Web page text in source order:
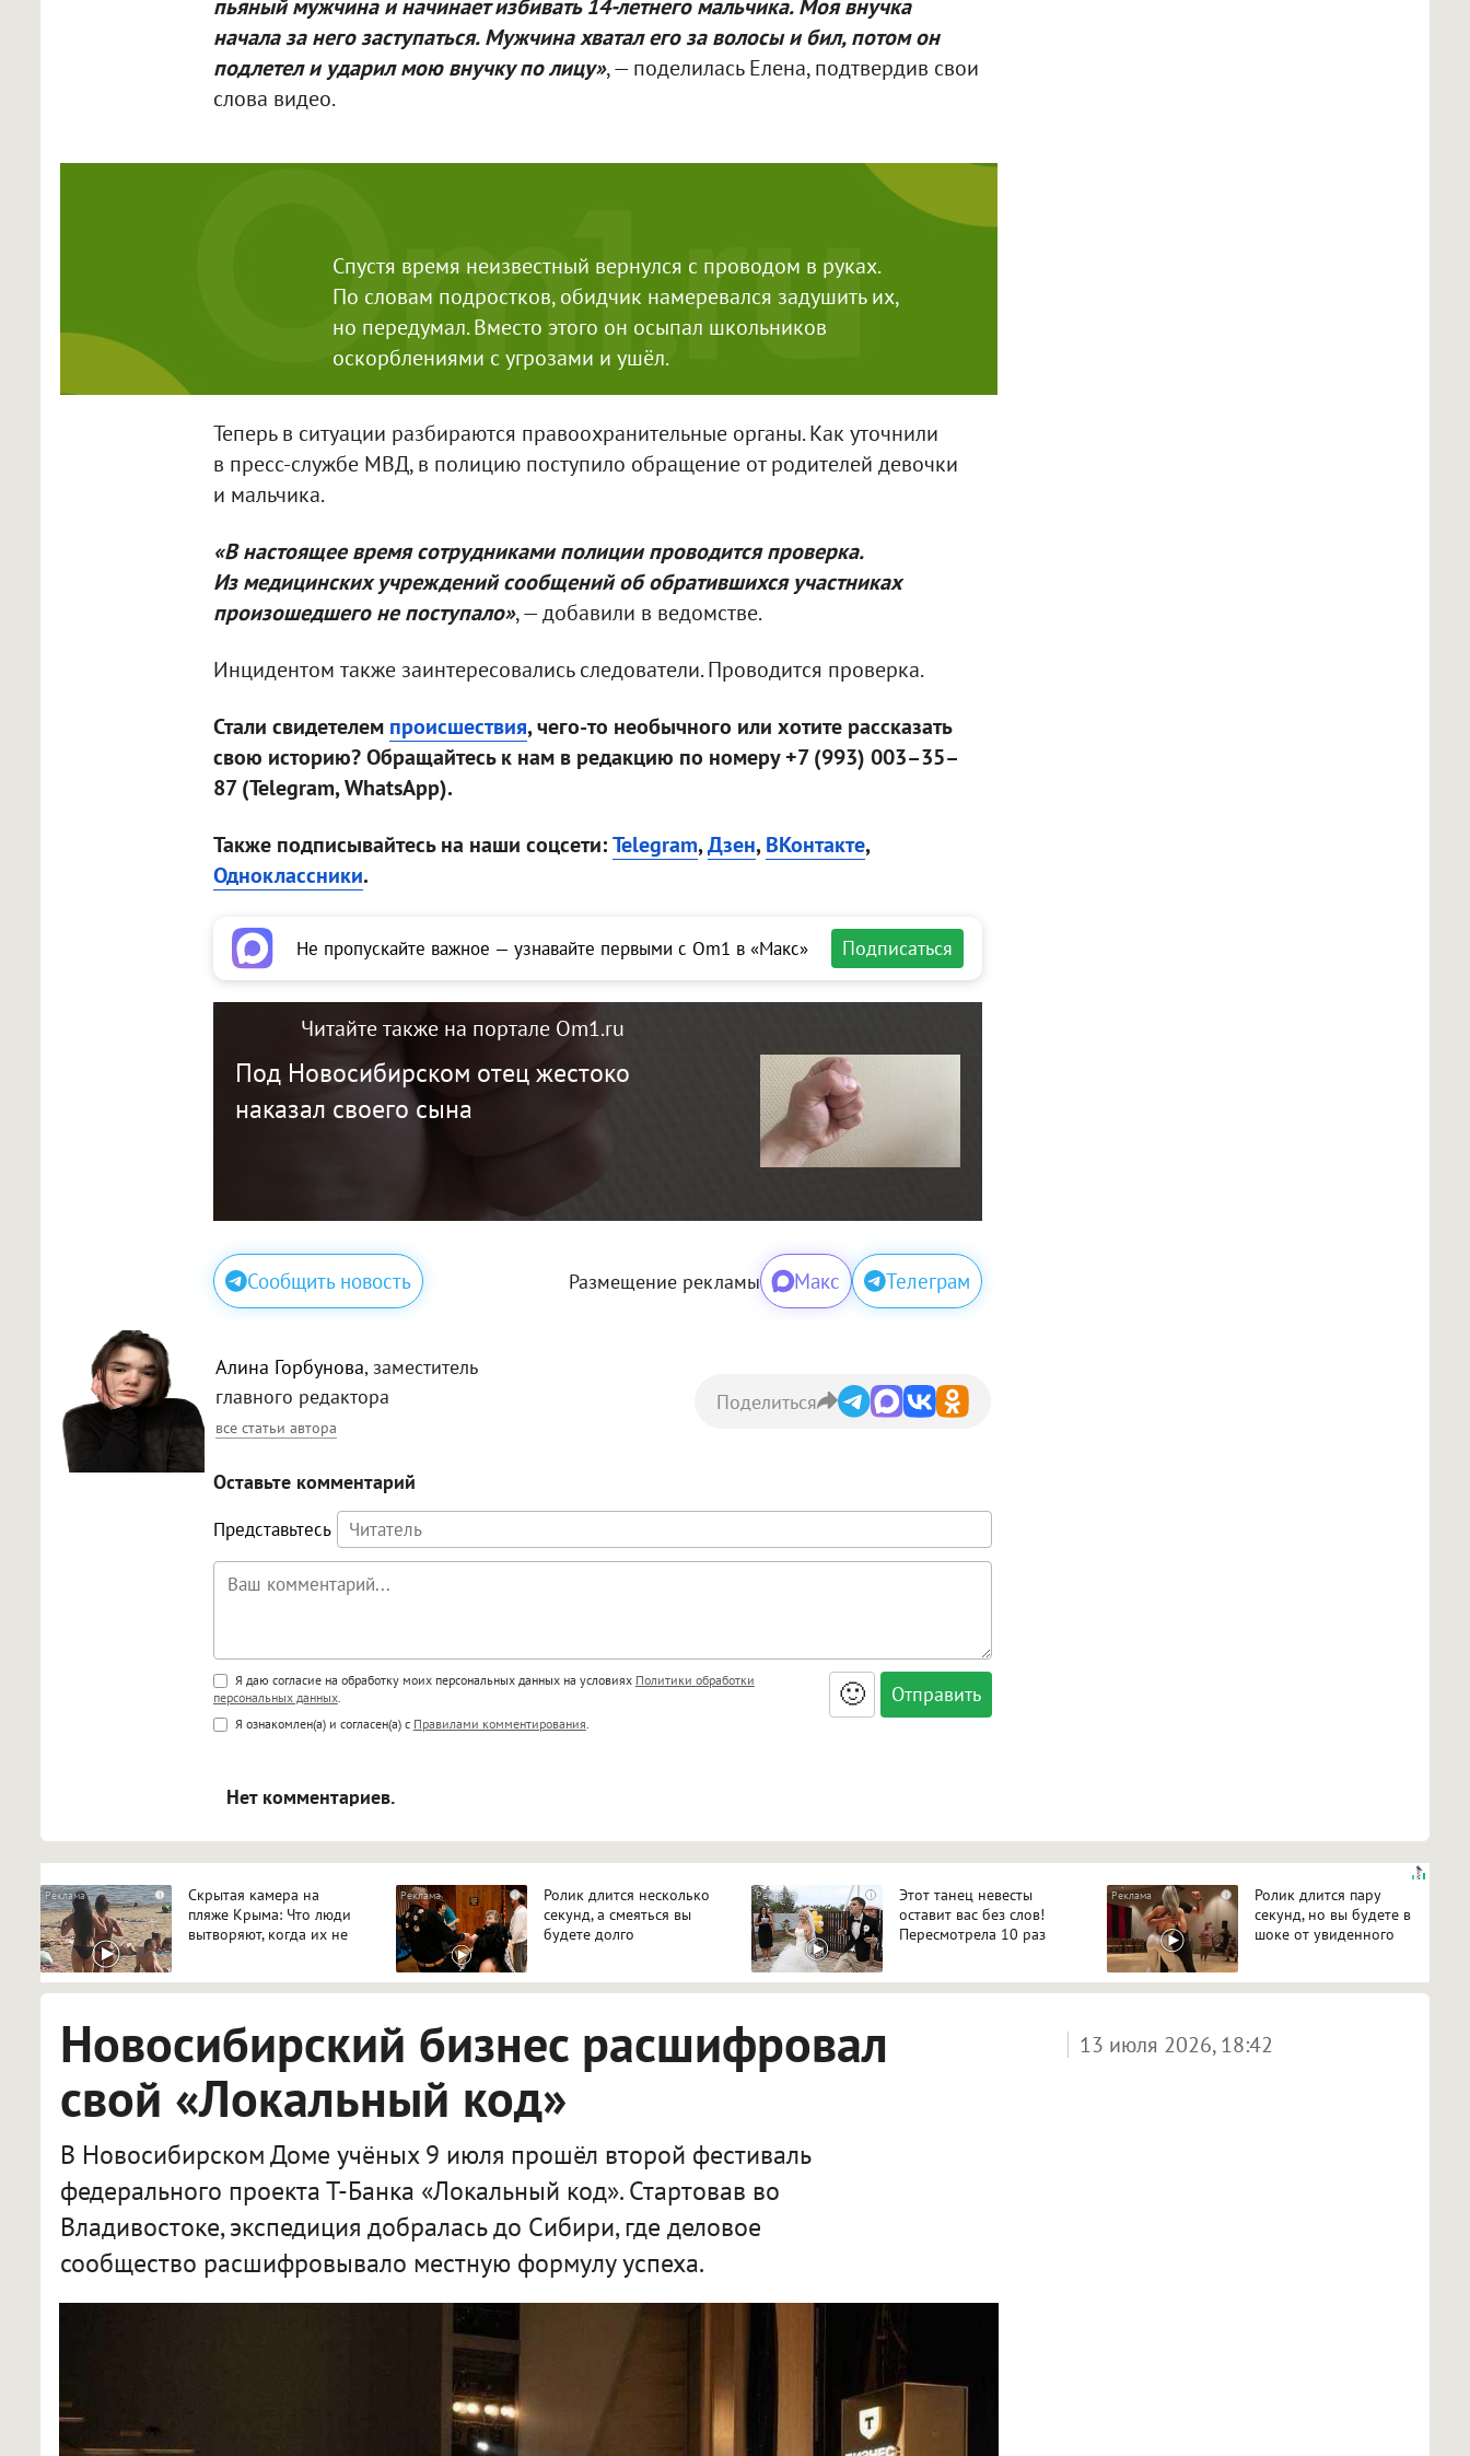
пьяный мужчина и начинает избивать 14-летнего мальчика. Моя внучка
начала за него заступаться. Мужчина хватал его за волосы и бил, потом он
подлетел и ударил мою внучку по лицу», — поделилась Елена, подтвердив свои
слова видео.
Спустя время неизвестный вернулся с проводом в руках.
По словам подростков, обидчик намеревался задушить их,
но передумал. Вместо этого он осыпал школьников
оскорблениями с угрозами и ушёл.
Теперь в ситуации разбираются правоохранительные органы. Как уточнили
в пресс-службе МВД, в полицию поступило обращение от родителей девочки
и мальчика.
«В настоящее время сотрудниками полиции проводится проверка.
Из медицинских учреждений сообщений об обратившихся участниках
произошедшего не поступало», — добавили в ведомстве.
Инцидентом также заинтересовались следователи. Проводится проверка.
Стали свидетелем происшествия, чего-то необычного или хотите рассказать
свою историю? Обращайтесь к нам в редакцию по номеру +7 (993) 003–35–
87 (Telegram, WhatsApp).
Также подписывайтесь на наши соцсети:Telegram,Дзен,ВКонтакте,
Одноклассники.
Не пропускайте важное — узнавайте первыми с Om1 в «Макс» Подписаться
Читайте также на портале Om1.ru
Под Новосибирском отец жестоко
наказал своего сына
Сообщить новость Размещение рекламы Макс Телеграм
Алина Горбунова, заместитель
главного редактора
все статьи автора
Поделиться
Оставьте комментарий
Представьтесь
Поддержка HTML
<b>, <strong>, <u>, <i>, <em>, <s>, <big>, <small>, <sup>, <sub>, <pre>, <ul>, <ol>, <li>,
<blockquote>, <code> экранирует HTML, адреса URL автоматически становятся ссылками, и
Я даю согласие на обработку моих персональных данных на условиях Политики обработки
персональных данных.
Я ознакомлен(а) и согласен(а) с Правилами комментирования.
🙂
Нет комментариев.
i
Скрытая камера на
пляже Крыма: Что люди
вытворяют, когда их не
i
Ролик длится несколько
секунд, а смеяться вы
будете долго
i
Этот танец невесты
оставит вас без слов!
Пересмотрела 10 раз
i
Ролик длится пару
секунд, но вы будете в
шоке от увиденного
Новосибирский бизнес расшифровал
свой «Локальный код»
В Новосибирском Доме учёных 9 июля прошёл второй фестиваль
федерального проекта Т-Банка «Локальный код». Стартовав во
Владивостоке, экспедиция добралась до Сибири, где деловое
сообщество расшифровывало местную формулу успеха.
13 июля 2026, 18:42